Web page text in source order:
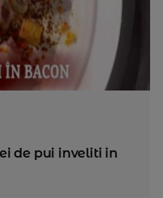
de pui inveliti in